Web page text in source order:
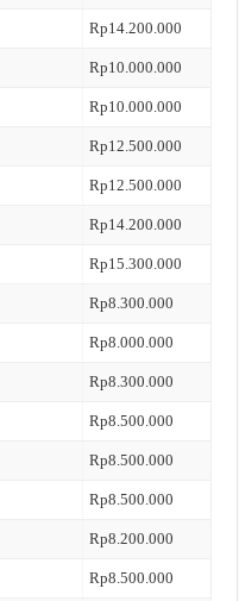
Rp14.200.000
Rp10.000.000
Rp10.000.000
Rp12.500.000
Rp12.500.000
Rp14.200.000
Rp15.300.000
Rp8.300.000
Rp8.000.000
Rp8.300.000
Rp8.500.000
Rp8.500.000
Rp8.500.000
Rp8.200.000
Rp8.500.000